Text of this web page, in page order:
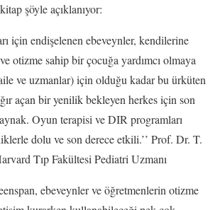
şöyle açıklanıyor:
için endişelenen ebeveynler, kendilerine
otizme sahip bir çocuğa yardımcı olmaya
ve uzmanlar) için olduğu kadar bu ürküten
açan bir yenilik bekleyen herkes için son
Oyun terapisi ve DIR programları
dolu ve son derece etkili.’’ Prof. Dr. T.
Tıp Fakültesi Pediatri Uzmanı
ebeveynler ve öğretmenlerin otizme